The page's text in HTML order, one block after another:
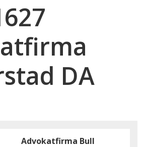
DA
Advokatfirma Bull